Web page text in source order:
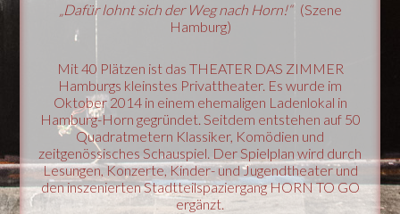
„Dafür lohnt sich der Weg nach Horn!“(Szene
Hamburg)
Mit 40 Plätzen ist das THEATER DAS ZIMMER
Hamburgs kleinstes Privattheater. Es wurde im
Oktober 2014 in einem ehemaligen Ladenlokal in
Hamburg-Horn gegründet. Seitdem entstehen auf 50
Quadratmetern Klassiker, Komödien und
zeitgenössisches Schauspiel. Der Spielplan wird durch
Lesungen, Konzerte, Kinder- und Jugendtheater und
den inszenierten Stadtteilspaziergang HORN TO GO
ergänzt.